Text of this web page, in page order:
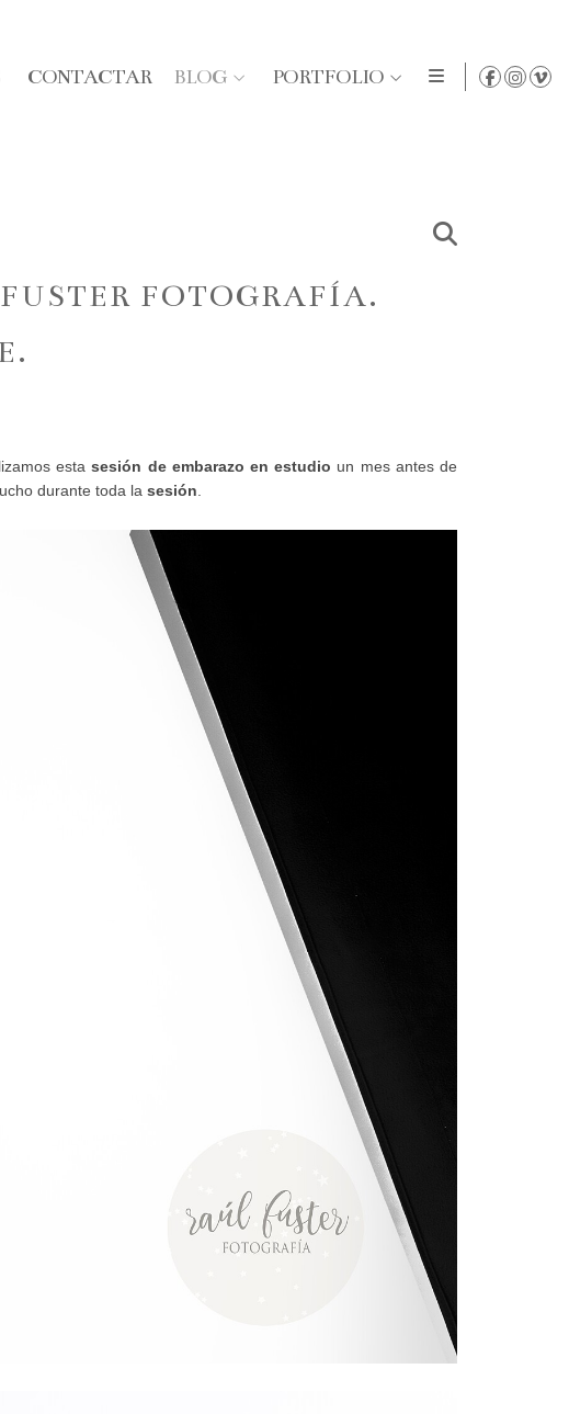
CONTACTAR BLOG PORTFOLIO
FOTOGRAFÍA.
estasesión de embarazo en estudio un mes antes de
durante toda la sesión